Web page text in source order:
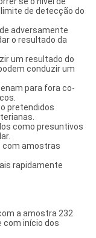
de detecção do
adversamente
o resultado da
um resultado do
conduzir um
para fora co-
pretendidos
como presuntivos
com amostras
rapidamente
a amostra 232
início dos